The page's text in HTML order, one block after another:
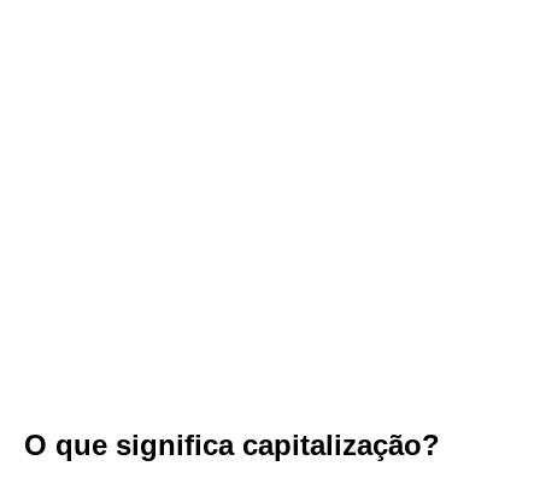
O que significa capitalização?